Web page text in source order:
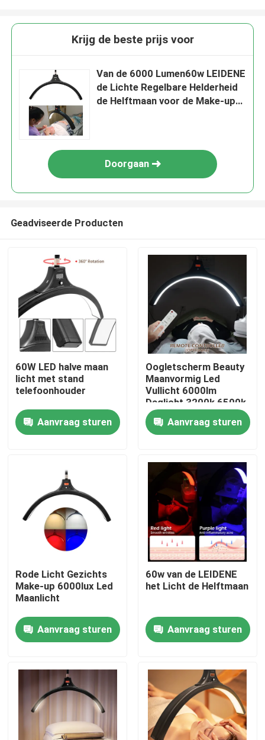
Thuis
Producten
Over ons
Fabriekstocht
Kwaliteitscontrole
Neem contact met ons op
Gevallen
LEIDENE Videostudiolichten
Krijg de beste prijs voor
Van de 6000 Lumen60w LEIDENE
de Lichte Regelbare Helderheid
de Helftmaan voor de Make-up
Doorgaan
Geadviseerde Producten
60W LED halve maan
licht met stand
telefoonhouder
Aanvraag sturen
Oogletscherm Beauty
Maanvormig Led
Vullicht 6000lm
Daglicht 3200k 6500k
Aanvraag sturen
Rode Licht Gezichts
Make-up 6000lux Led
Maanlicht
Aanvraag sturen
60w van de LEIDENE
het Licht de Helftmaan
Aanvraag sturen